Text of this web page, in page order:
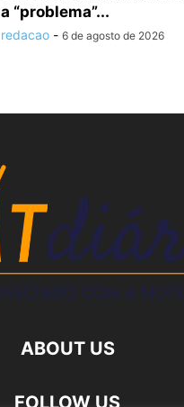
a “problema”...
redacao - 6 de agosto de 2026
ABOUT US
FOLLOW US